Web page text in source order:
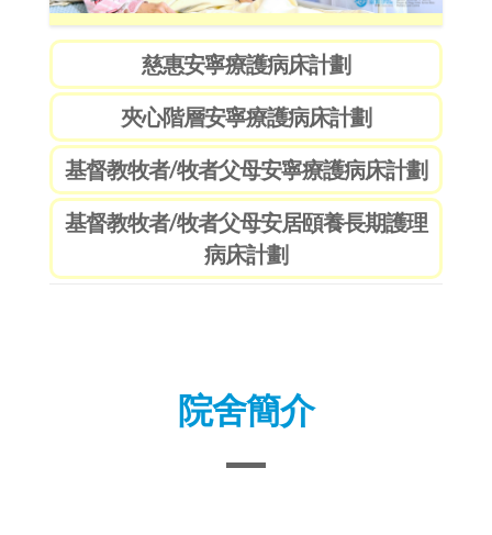
基督教牧者/牧者父母安居頤養長期護理
病床計劃
院舍簡介
有100張病床，特別為體弱長者、長期病患
者及晚期癌症病患者提供整合醫療護理、